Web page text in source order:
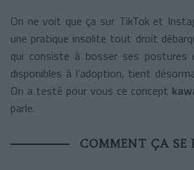
On ne voit que ça sur TikTok et
une pratique insolite tout droit
qui consiste à bosser ses postures
disponibles à l’adoption, tient
On a testé pour vous ce concept
parle.
COMMENT ÇA SE